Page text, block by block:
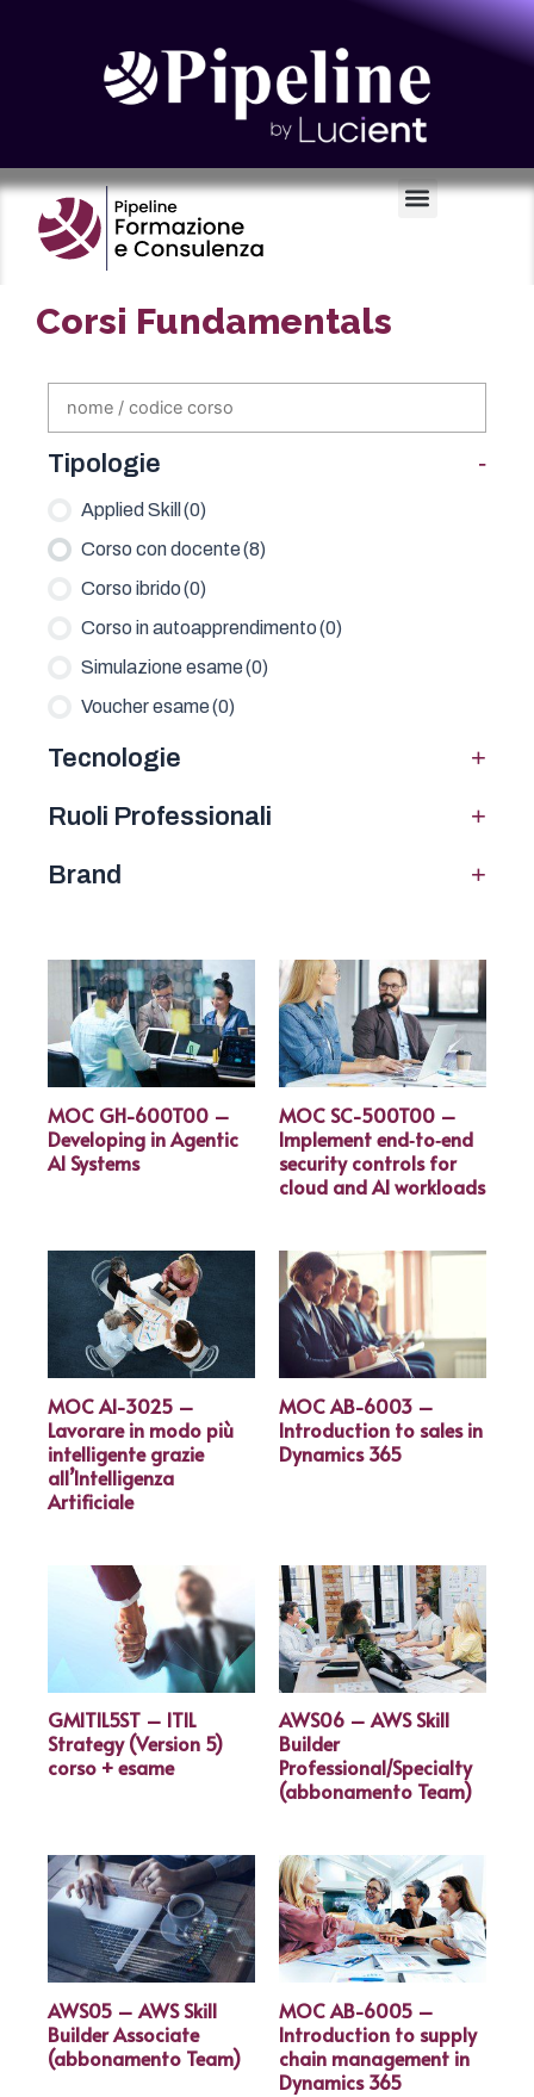
Corsi Fundamentals
Tipologie -
Applied Skill (0)
Corso con docente(8)
Corso ibrido(0)
Corso in autoapprendimento(0)
Simulazione esame(0)
Voucher esame(0)
Tecnologie +
Ruoli Professionali +
Brand +
MOC GH-600T00 –
Developing in Agentic
AI Systems
MOC SC-500T00 –
Implement end‑to‑end
security controls for
cloud and AI workloads
MOC AI-3025 –
Lavorare in modo più
intelligente grazie
all’Intelligenza
Artificiale
MOC AB-6003 –
Introduction to sales in
Dynamics 365
GMITIL5ST – ITIL
Strategy (Version 5)
corso + esame
AWS06 – AWS Skill
Builder
Professional/Specialty
(abbonamento Team)
AWS05 – AWS Skill
Builder Associate
(abbonamento Team)
MOC AB-6005 –
Introduction to supply
chain management in
Dynamics 365